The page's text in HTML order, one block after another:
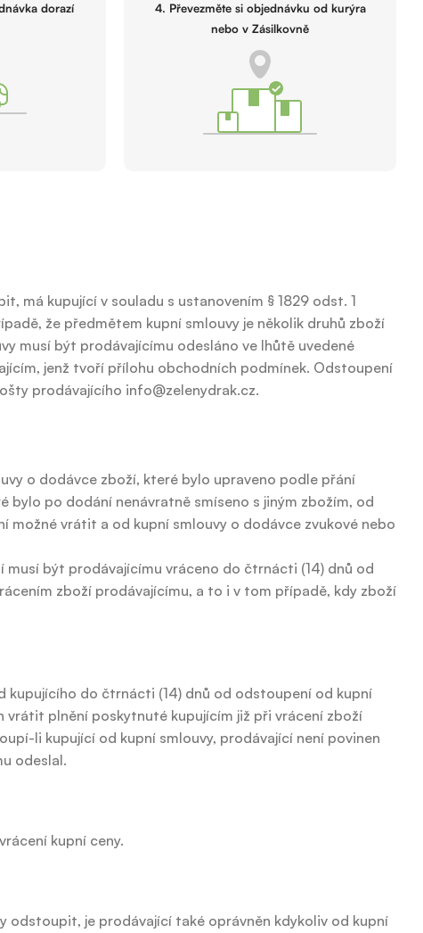
dorazí
4. Převezměte si objednávku od kurýra
nebo v Zásilkovně
má kupující v souladu s ustanovením § 1829 odst. 1
že předmětem kupní smlouvy je několik druhů zboží
musí být prodávajícímu odesláno ve lhůtě uvedené
jenž tvoří přílohu obchodních podmínek. Odstoupení
prodávajícího info@zelenydrak.cz.
o dodávce zboží, které bylo upraveno podle přání
bylo po dodání nenávratně smíseno s jiným zbožím, od
možné vrátit a od kupní smlouvy o dodávce zvukové nebo
být prodávajícímu vráceno do čtrnácti (14) dnů od
zboží prodávajícímu, a to i v tom případě, kdy zboží
do čtrnácti (14) dnů od odstoupení od kupní
vrátit plnění poskytnuté kupujícím již při vrácení zboží
li kupující od kupní smlouvy, prodávající není povinen
odeslal.
kupní ceny.
odstoupit, je prodávající také oprávněn kdykoliv od kupní